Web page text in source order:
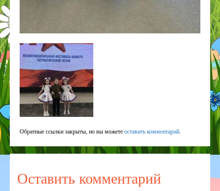
ГОД ДОШКОЛЬНОГО ОБРАЗОВАНИЯ
ГО ЧС
Обратные ссылки закрыты, но вы можете оставить комментарий
Оставить комментарий